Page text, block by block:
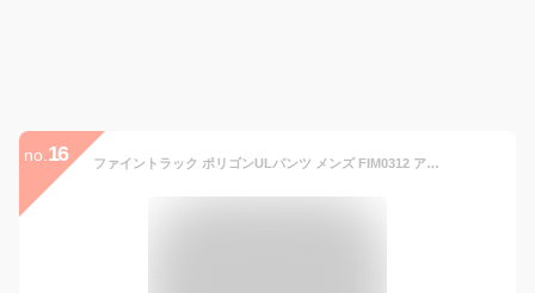
no. 16 ファイントラック ポリゴンULパンツ メンズ FIM0312 アウトドア ウェア ズボン ボトムス ポケッタブル 保温 軽量 コンパクト